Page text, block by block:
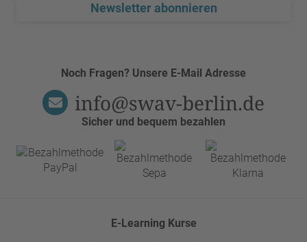
Newsletter abonnieren
Sicher und bequem bezahlen
Noch Fragen? Unsere E-Mail Adresse
info@swav-berlin.de
E-Learning Kurse